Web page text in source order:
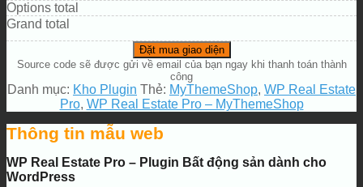
Options total
Grand total
Đặt mua giao diện
Source code sẽ được gửi về email của bạn ngay khi thanh toán thành
công
Danh mục: Kho Plugin Thẻ: MyThemeShop, WP Real Estate
Pro, WP Real Estate Pro – MyThemeShop
Thông tin mẫu web
WP Real Estate Pro – Plugin Bất động sản dành cho
WordPress